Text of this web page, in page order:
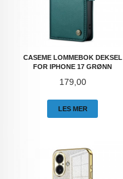
CASEME LOMMEBOK DEKSEL
FOR IPHONE 17 GRØNN
Pris
179,00
LES MER